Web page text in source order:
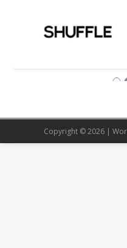
Copyright © 2026 |